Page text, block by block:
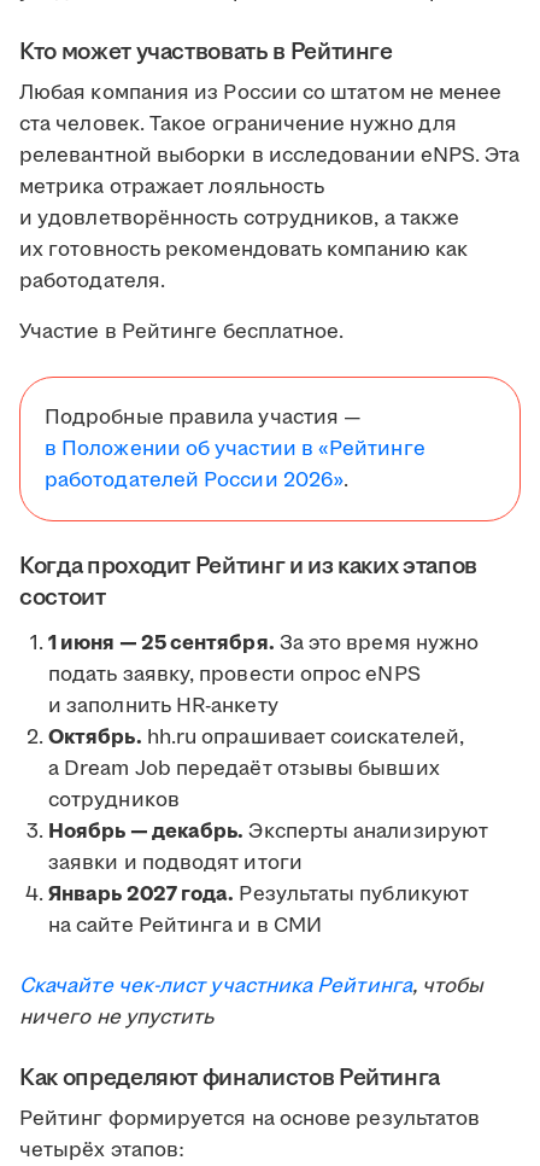
Кто может участвовать в Рейтинге
Любая компания из России со штатом не менее
ста человек. Такое ограничение нужно для
релевантной выборки в исследовании eNPS. Эта
метрика отражает лояльность
и удовлетворённость сотрудников, а также
их готовность рекомендовать компанию как
работодателя.
Участие в Рейтинге бесплатное.
Подробные правила участия —
в Положении об участии в «Рейтинге
работодателей России 2026».
Когда проходит Рейтинг и из каких этапов
состоит
1 июня — 25 сентября. За это время нужно
подать заявку, провести опрос eNPS
и заполнить HR-анкету
Октябрь. hh.ru опрашивает соискателей,
а Dream Job передаёт отзывы бывших
сотрудников
Ноябрь — декабрь. Эксперты анализируют
заявки и подводят итоги
Январь 2027 года. Результаты публикуют
на сайте Рейтинга и в СМИ
Скачайте чек-лист участника Рейтинга, чтобы
ничего не упустить
Как определяют финалистов Рейтинга
Рейтинг формируется на основе результатов
четырёх этапов: